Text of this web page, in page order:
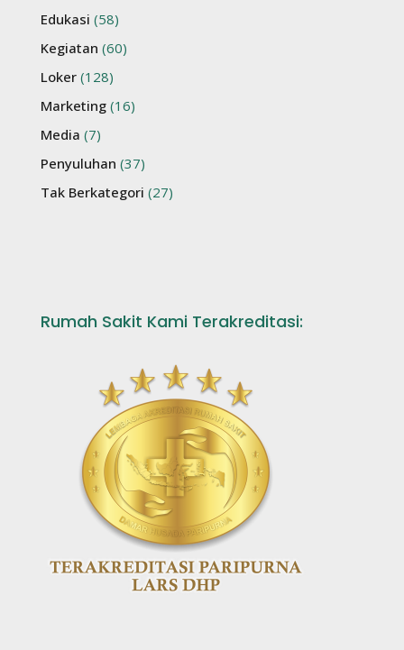
Edukasi (58)
Kegiatan (60)
Loker (128)
Marketing (16)
Media (7)
Penyuluhan (37)
Tak Berkategori (27)
Rumah Sakit Kami Terakreditasi: